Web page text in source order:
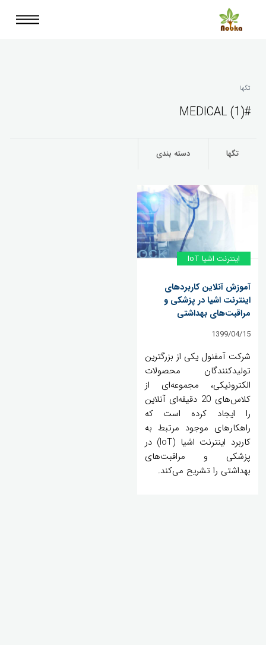
تگها
#MEDICAL (1)
تگها دسته بندی
اینترنت اشیا IoT
آموزش آنلاین کاربردهای
اینترنت اشیا در پزشکی و
مراقبت‌های بهداشتی
1399/04/15
شرکت آمفنول یکی از بزرگترین
تولیدکنندگان محصولات
الکترونیکی، مجموعه‌ای از
کلاس‌های 20 دقیقه‌ای آنلاین
را ایجاد کرده است که
راهکارهای موجود مرتبط به
کاربرد اینترنت اشیا (IoT) در
پزشکی و مراقبت‌های
بهداشتی را تشریح می‌کند.